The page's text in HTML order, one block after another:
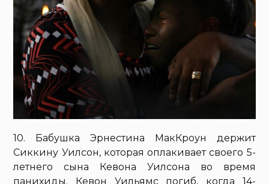
10. Бабушка Эрнестина МакКроун держит
Сиккину Уилсон, которая оплакивает своего 5-
летнего сына Кевона Уилсона во время
панихиды. Кевон Уильямс погиб, когда 14-